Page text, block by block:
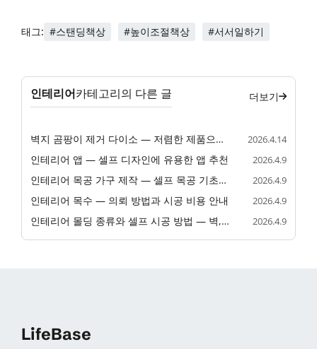
태그: #스탠딩책상 #높이조절책상 #서서일하기
인테리어카테고리의 다른 글 더보기
벽지 곰팡이 제거 다이소 — 저렴한 제품으로 셀프 해결 2026.4.14
인테리어 앱 — 셀프 디자인에 유용한 앱 추천 2026.4.9
인테리어 목공 가구 제작 — 셀프 목공 기초와 DIY 제작 가이드 2026.4.9
인테리어 목수 — 의뢰 방법과 시공 비용 안내 2026.4.9
인테리어 몰딩 종류와 셀프 시공 방법 — 벽, 천장, 문틀 완벽 가이드 2026.4.9
LifeBase